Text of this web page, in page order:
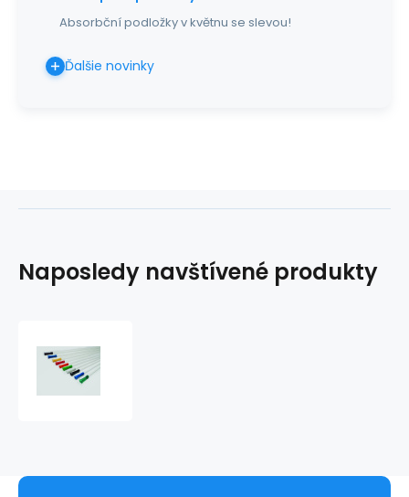
Absorbční podložky v květnu se slevou!
Ďalšie novinky
Naposledy navštívené produkty